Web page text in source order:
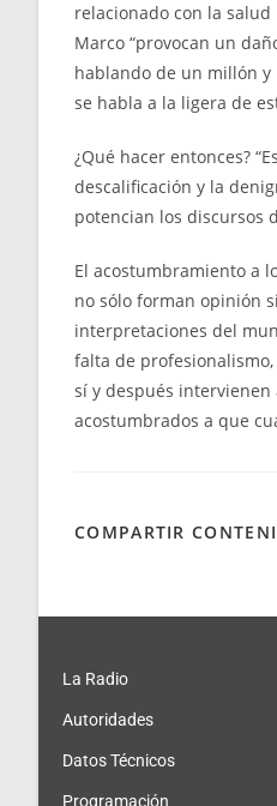
relacionado con la salud
Marco “provocan un
hablando de un millón y
se habla a la ligera de
¿Qué hacer entonces?
descalificación y la
potencian los discursos
El acostumbramiento a
no sólo forman opinión
interpretaciones del
falta de
sí y después intervienen
acostumbrados a que
COMPARTIR
La Radio
Autoridades
Datos Técnicos
Programación